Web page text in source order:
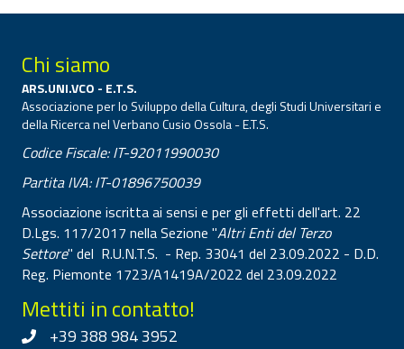
Chi siamo
ARS.UNI.VCO - E.T.S.
Associazione per lo Sviluppo della Cultura, degli Studi Universitari e
della Ricerca nel Verbano Cusio Ossola - E.T.S.
Codice Fiscale: IT-92011990030
Partita IVA: IT-01896750039
Associazione iscritta ai sensi e per gli effetti dell'art. 22
D.Lgs. 117/2017 nella Sezione "Altri Enti del Terzo
Settore" del R.U.N.T.S. - Rep. 33041 del 23.09.2022 - D.D.
Reg. Piemonte 1723/A1419A/2022 del 23.09.2022
Mettiti in contatto!
+39 388 984 3952